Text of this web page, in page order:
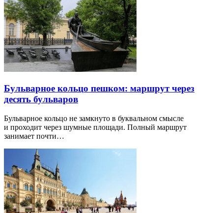
Бульварное кольцо пешком: маршрут через
десять бульваров
Бульварное кольцо не замкнуто в буквальном смысле
и проходит через шумные площади. Полный маршрут
занимает почти…